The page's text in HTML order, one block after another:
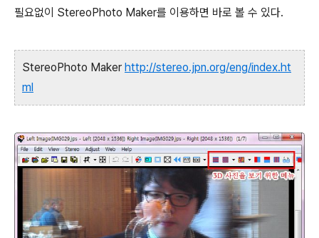
필요없이 StereoPhoto Maker를 이용하면 바로 볼 수 있다.
StereoPhoto Maker http://stereo.jpn.org/eng/index.ht
ml